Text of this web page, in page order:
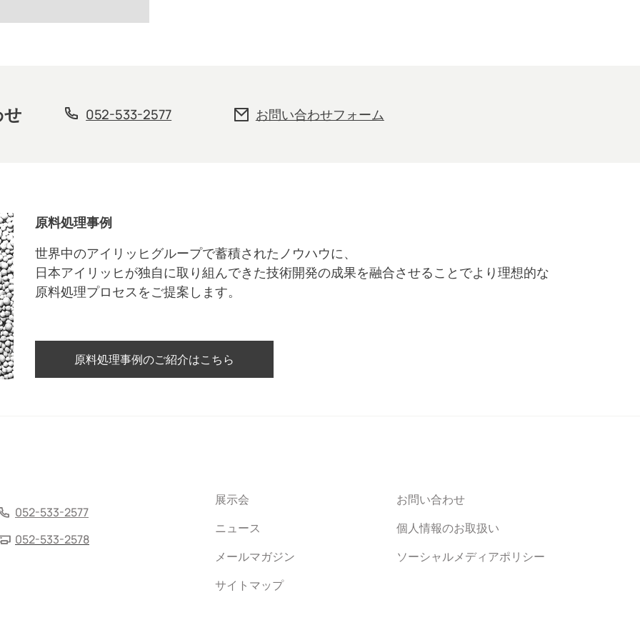
052-533-2577 お問い合わせフォーム
原料処理事例
世界中のアイリッヒグループで蓄積されたノウハウに、
日本アイリッヒが独自に取り組んできた技術開発の成果を融合させることでより理想的な
原料処理プロセスをご提案します。
原料処理事例のご紹介はこちら
052-533-2577
052-533-2578
展示会
ニュース
メールマガジン
サイトマップ
お問い合わせ
個人情報のお取扱い
ソーシャルメディアポリシー